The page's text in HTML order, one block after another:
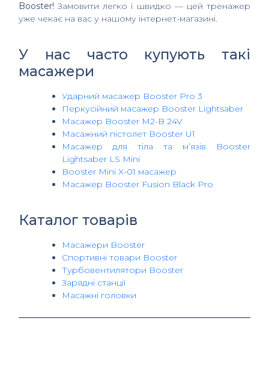
Booster! Замовити легко і швидко — цей тренажер
уже чекає на вас у нашому інтернет-магазині.
У нас часто купують такі
масажери
Ударний масажер Booster Pro 3
Перкусійний масажер Booster Lightsaber
Масажер Booster M2-B 24V
Масажний пістолет Booster U1
Масажер для тіла та м’язів Booster
Lightsaber LS Mini
Booster Mini X-01 масажер
Масажер Booster Fusion Black Pro
Каталог товарів
Масажери Booster
Спортивні товари Booster
Турбовентилятори Booster
Зарядні станції
Масажні головки